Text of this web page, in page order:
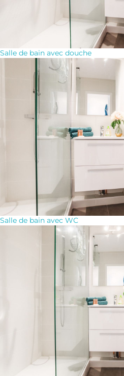
Salle de bain avec douche
Salle de bain avec WC